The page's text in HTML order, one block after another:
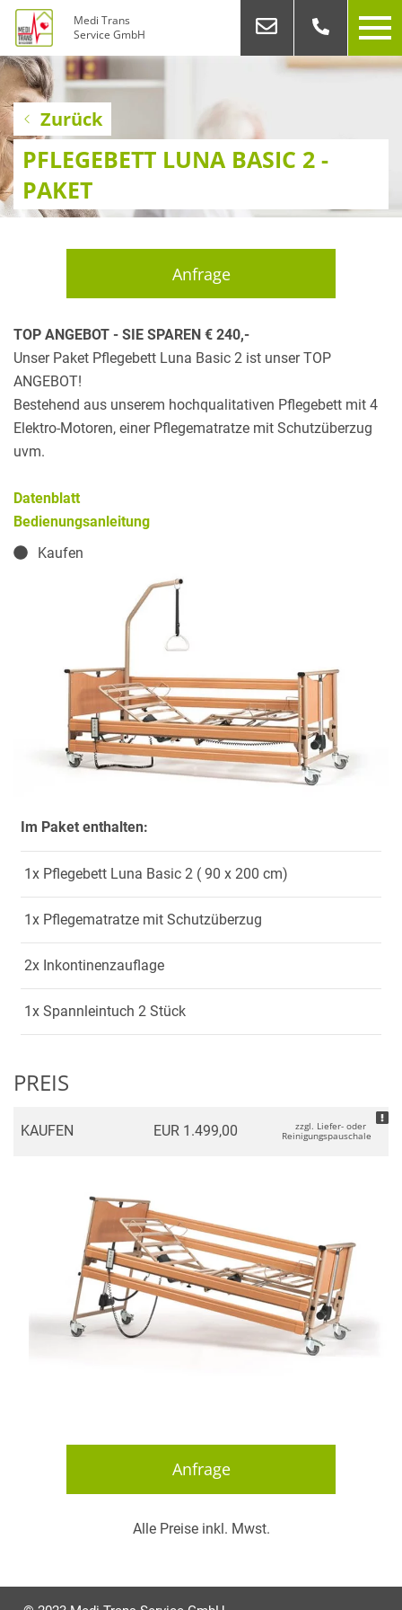
Medi Trans
Service GmbH
Zurück
PFLEGEBETT LUNA BASIC 2 -
PAKET
Anfrage
TOP ANGEBOT - SIE SPAREN € 240,-
Unser Paket Pflegebett Luna Basic 2 ist unser TOP
ANGEBOT!
Bestehend aus unserem hochqualitativen Pflegebett mit 4
Elektro-Motoren, einer Pflegematratze mit Schutzüberzug
uvm.
Datenblatt
Bedienungsanleitung
Kaufen
Im Paket enthalten:
1x Pflegebett Luna Basic 2 ( 90 x 200 cm)
1x Pflegematratze mit Schutzüberzug
2x Inkontinenzauflage
1x Spannleintuch 2 Stück
PREIS
KAUFEN EUR 1.499,00 zzgl. Liefer- oder
Reinigungspauschale
Anfrage
Alle Preise inkl. Mwst.